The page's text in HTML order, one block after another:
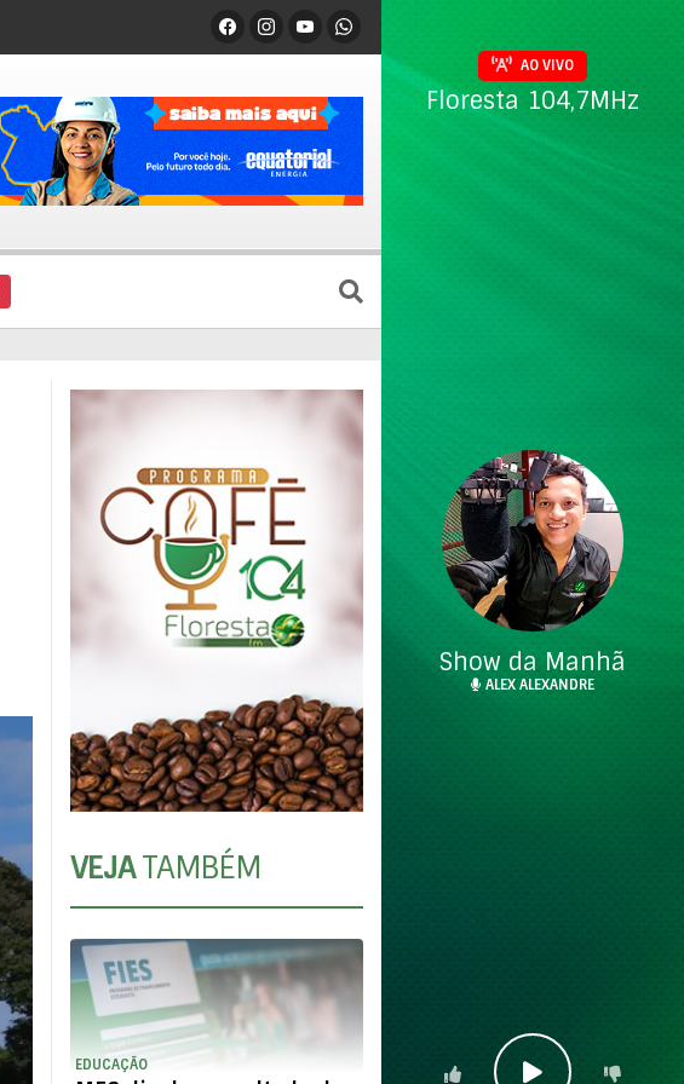
VEJATAMBÉM
EDUCAÇÃO
AO VIVO
Floresta 104,7MHz
Show da Manhã
ALEX ALEXANDRE